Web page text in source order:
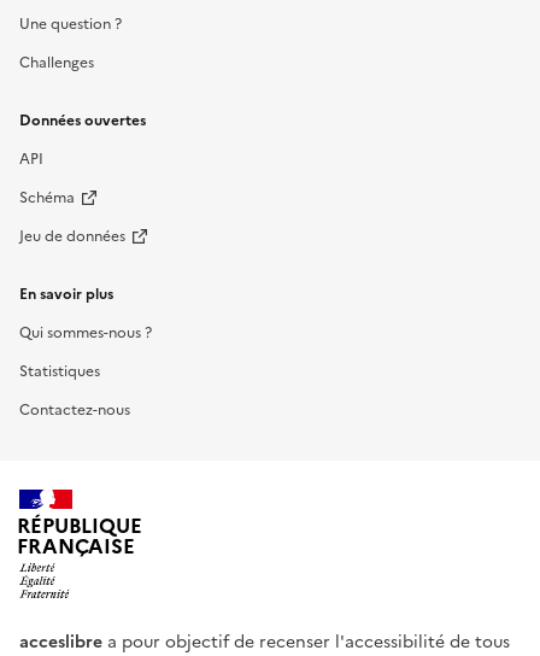
Une question ?
Challenges
Données ouvertes
API
Schéma
Jeu de données
En savoir plus
Qui sommes-nous ?
Statistiques
Contactez-nous
RÉPUBLIQUE
FRANÇAISE
acceslibre a pour objectif de recenser l'accessibilité de tous